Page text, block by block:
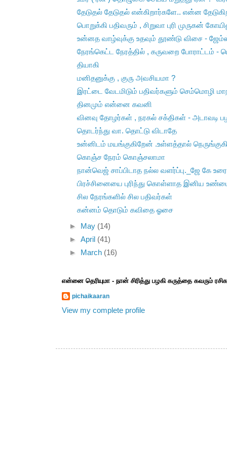
தேடுதல் தேடுதல் என்கிறார்களே.. என்ன
பொறுக்கி பதிவரும் , சிறுவா புரி முருகன்
உன்னத வாழ்வுக்கு உதவும் தூண்டு விசை -
நேரங்கெட்ட நேரத்தில் , கருவறை போராட்டம் -
தியாகி
மனிதனுக்கு , குரு அவசியமா ?
இரட்டை வேடமிடும் பதிவர்களும் செம்மொழி
தினமும் என்னை கவனி
வினவு தோழர்கள் , நரகல் சக்திகள் - அடாவடி
தொடர்ந்து வா. தொட்டு விடாதே
உன்னிடம் மயங்குகிறேன் .உள்ளத்தால்
கொஞ்ச நேரம் கொஞ்சலாமா
நான்வெஜ் சாப்பிடாத நல்ல வளர்ப்பு._ஜே கே
பிரச்சினையை புரிந்து கொள்ளாத இனிய
சில நேரங்களில் சில பதிவர்கள்
கன்னம் தொடும் கவிதை ஓசை
►
May (14)
►April (41)
►
March (16)
என்னை தெரியுமா - நான் சிரித்து பழகி கருத்தை கவரும்
pichaikaaran
View my complete profile